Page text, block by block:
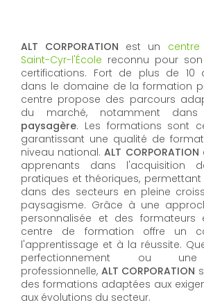
ALT CORPORATION est un
Saint-Cyr-l'École reconnu pour
certifications. Fort de plus de 10
dans le domaine de la formation
centre propose des parcours
du marché, notamment
paysagère. Les formations sont
garantissant une qualité de
niveau national.ALT CORPORATION
apprenants dans l'acquisition
pratiques et théoriques,
dans des secteurs en pleine
paysagisme. Grâce à une
personnalisée et des formateurs
centre de formation offre un
l'apprentissage et à la réussite.
perfectionnement ou une
professionnelle, ALT CORPORATION​​​​​​​
des formations adaptées aux
aux évolutions du secteur.